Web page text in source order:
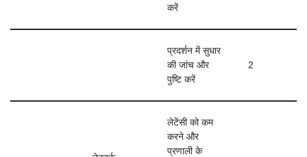
करें
प्रदर्शन में सुधार
की जांच और
पुष्टि करें
2
लेटेंसी को कम
करने और
प्रणाली के